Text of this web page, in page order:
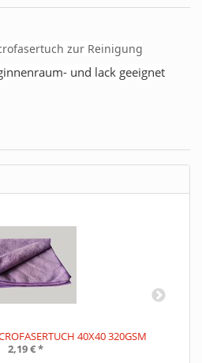
zur Reinigung
und lack geeignet
40X40 320GSM
2,19 €*